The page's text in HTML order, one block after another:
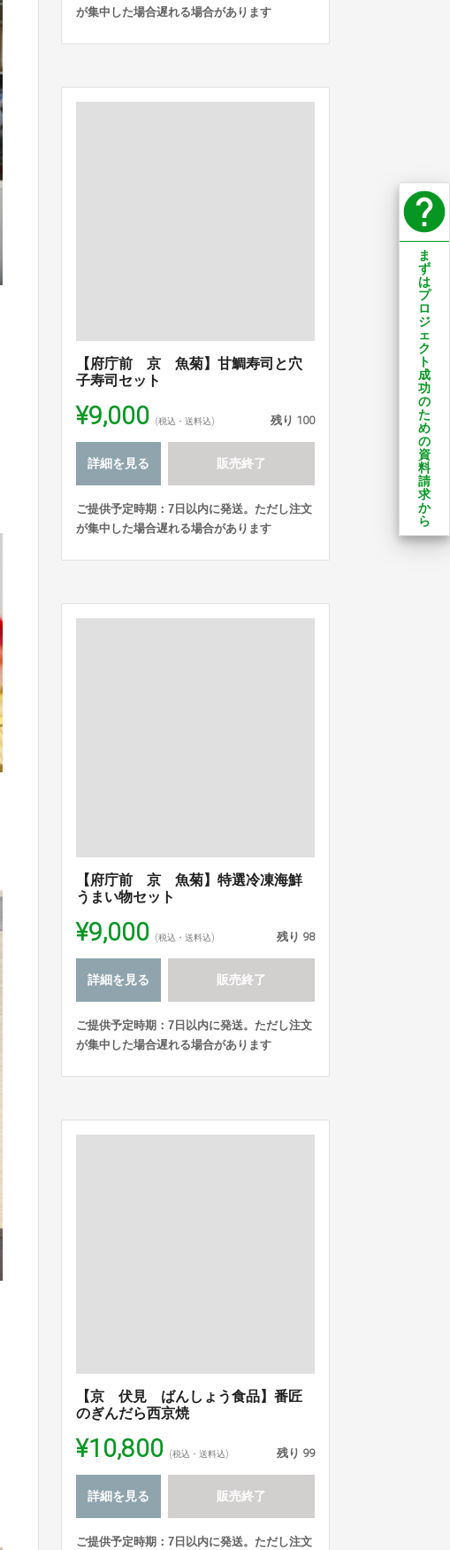
が集中した場合遅れる場合があります
【府庁前 京 魚菊】甘鯛寿司と穴
子寿司セット
¥9,000 (税込・送料込) 残り 100
詳細を見る 販売終了
ご提供予定時期：7日以内に発送。ただし注文
が集中した場合遅れる場合があります
【府庁前 京 魚菊】特選冷凍海鮮
うまい物セット
¥9,000 (税込・送料込) 残り 98
詳細を見る 販売終了
ご提供予定時期：7日以内に発送。ただし注文
が集中した場合遅れる場合があります
【京 伏見 ばんしょう食品】番匠
のぎんだら西京焼
¥10,800 (税込・送料込) 残り 99
詳細を見る 販売終了
ご提供予定時期：7日以内に発送。ただし注文
help
ま
ず
は
プ
ロ
ジ
ェ
ク
ト
成
功
の
た
め
の
資
料
請
求
か
ら